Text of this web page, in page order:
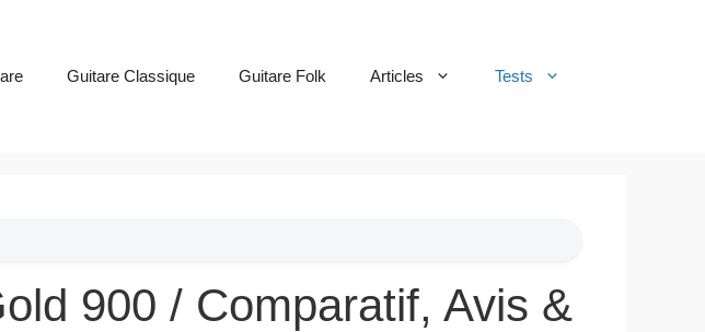
Guitare Classique Guitare Folk Articles Tests
900 / Comparatif, Avis &